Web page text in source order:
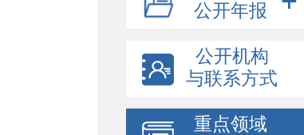
公开年报
公开机构
与联系方式
重点领域